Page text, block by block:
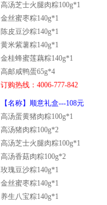
高汤芝士火腿肉粽100g*1
金丝蜜枣粽140g*1
陈皮豆沙粽140g*1
黄米紫薯粽140g*1
金桂蜂蜜莲藕粽140g*1
高邮咸鸭蛋65g*4
订购热线：4006-777-842
【名称】顺意礼盒---108元
高汤蛋黄猪肉粽100g*1
高汤猪肉粽100g*2
高汤芝士火腿肉粽100g*1
高汤香菇肉粽100g*2
玫瑰豆沙粽140g*1
金丝蜜枣粽140g*1
养生八宝粽140g*1